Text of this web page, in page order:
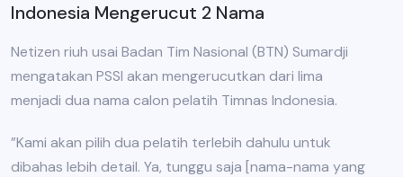
Indonesia Mengerucut 2 Nama
Netizen riuh usai Badan Tim Nasional (BTN) Sumardji
mengatakan PSSI akan mengerucutkan dari lima
menjadi dua nama calon pelatih Timnas Indonesia.
”Kami akan pilih dua pelatih terlebih dahulu untuk
dibahas lebih detail. Ya, tunggu saja [nama-nama yang